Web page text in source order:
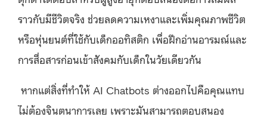
ราวกับมีชีวิตจริง ช่วยลดความเหงาและเพิ่มคุณภาพชีวิต
หรือหุ่นยนต์ที่ใช้กับเด็กออทิสติก เพื่อฝึกอ่านอารมณ์และ
การสื่อสารก่อนเข้าสังคมกับเด็กในวัยเดียวกัน
หากแต่สิ่งที่ทำให้ AI Chatbots ต่างออกไปคือคุณแทบ
ไม่ต้องจินตนาการเลย เพราะมันสามารถตอบสนอง